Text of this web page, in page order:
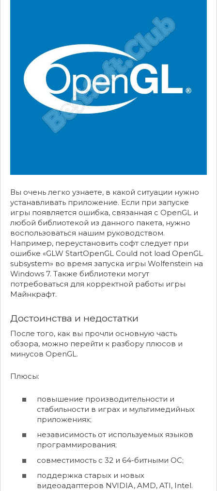
Вы очень легко узнаете, в какой ситуации нужно
устанавливать приложение. Если при запуске
игры появляется ошибка, связанная с OpenGL и
любой библиотекой из данного пакета, нужно
воспользоваться нашим руководством.
Например, переустановить софт следует при
ошибке «GLW StartOpenGL Could not load OpenGL
subsystem» во время запуска игры Wolfenstein на
Windows 7. Также библиотеки могут
потребоваться для корректной работы игры
Майнкрафт.
Достоинства и недостатки
После того, как вы прочли основную часть
обзора, можно перейти к разбору плюсов и
минусов OpenGL.
Плюсы:
повышение производительности и
стабильности в играх и мультимедийных
приложениях;
независимость от используемых языков
программирования;
совместимость с 32 и 64-битными ОС;
поддержка старых и новых
видеоадаптеров NVIDIA, AMD, ATI, Intel.